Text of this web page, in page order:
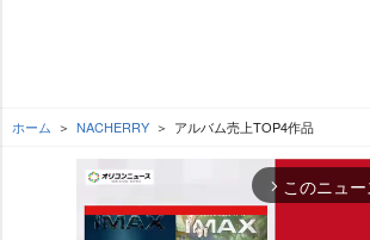
ホーム NACHERRY アルバム売上TOP4作品
arrow_forward_ios このニュ